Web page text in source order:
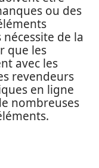
ou des
de la
que les
avec les
revendeurs
en ligne
nombreuses